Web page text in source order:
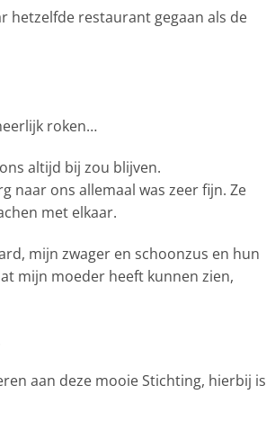
hetzelfde restaurant gegaan als de
roken…
altijd bij zou blijven.
naar ons allemaal was zeer fijn. Ze
met elkaar.
mijn zwager en schoonzus en hun
mijn moeder heeft kunnen zien,
aan deze mooie Stichting, hierbij is